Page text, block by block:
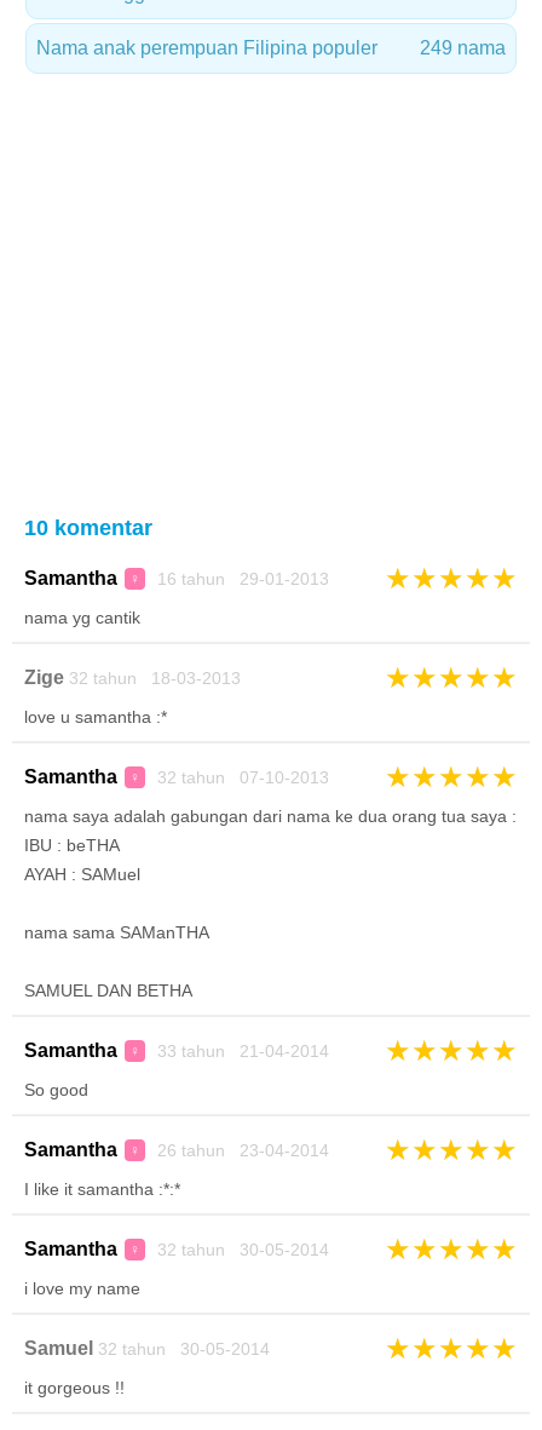
Nama anak perempuan Filipina populer 249 nama
10 komentar
Samantha ♀ 16 tahun 29-01-2013 ★★★★★
nama yg cantik
Zige 32 tahun 18-03-2013 ★★★★★
love u samantha :*
Samantha ♀ 32 tahun 07-10-2013 ★★★★★
nama saya adalah gabungan dari nama ke dua orang tua saya :
IBU : beTHA
AYAH : SAMuel
nama sama SAManTHA
SAMUEL DAN BETHA
Samantha ♀ 33 tahun 21-04-2014 ★★★★★
So good
Samantha ♀ 26 tahun 23-04-2014 ★★★★★
I like it samantha :*:*
Samantha ♀ 32 tahun 30-05-2014 ★★★★★
i love my name
Samuel 32 tahun 30-05-2014 ★★★★★
it gorgeous !!